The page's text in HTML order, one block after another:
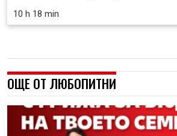
10 h 18 min
ОЩЕ ОТ ЛЮБОПИТНИ